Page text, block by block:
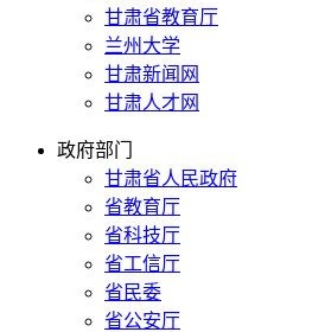
甘肃省教育厅
兰州大学
甘肃新闻网
甘肃人才网
政府部门
甘肃省人民政府
省教育厅
省科技厅
省工信厅
省民委
省公安厅